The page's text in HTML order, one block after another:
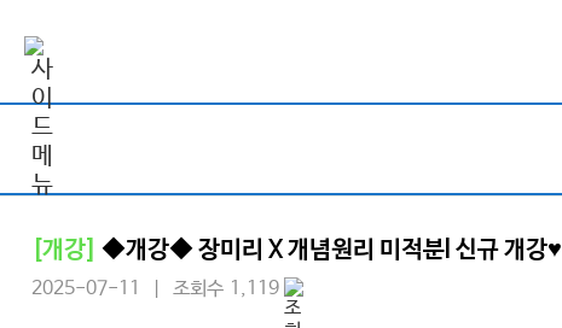
[개강] ◆개강◆ 장미리 X 개념원리 미적분l 신규 개강♥
2025-07-11 | 조회수 1,119